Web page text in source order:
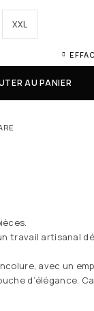
XXL
AU PANIER
travail artisanal
avec un
d’élégance.